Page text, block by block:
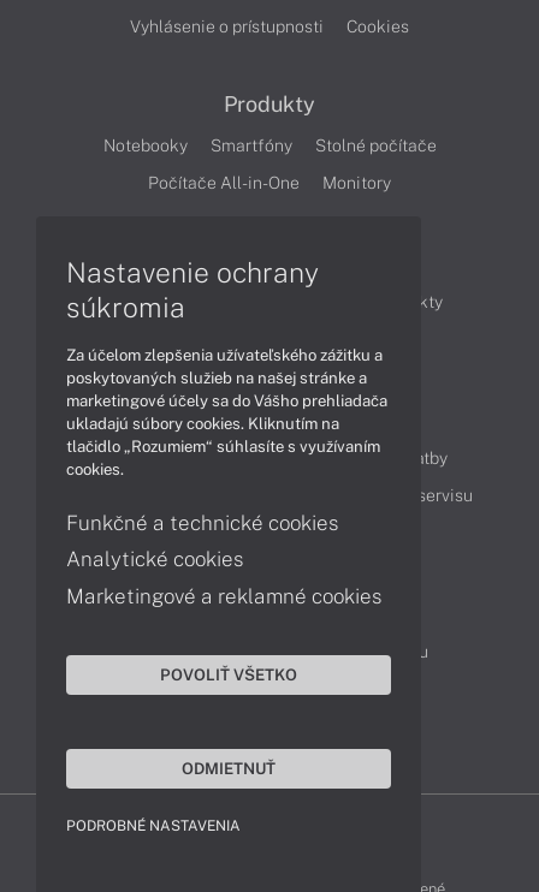
Vyhlásenie o prístupnosti
Cookies
Produkty
Notebooky Smartfóny
Stolné počítače
Počítače All-in-One
Monitory
Články
Obchodné informácie
Produkty
Obsah
Ako nakupovať
Možnosti doručenia a platby
Cenník servisu
Kontakty
Servisné oddelenie
Reklamácia tovaru
Nastavenie ochrany
súkromia
Za účelom zlepšenia užívateľského zážitku a
poskytovaných služieb na našej stránke a
marketingové účely sa do Vášho prehliadača
ukladajú súbory cookies. Kliknutím na
tlačidlo „Rozumiem“ súhlasíte s využívaním
cookies.
Funkčné a technické cookies
Analytické cookies
Marketingové a reklamné cookies
POVOLIŤ VŠETKO
ODMIETNUŤ
PODROBNÉ NASTAVENIA